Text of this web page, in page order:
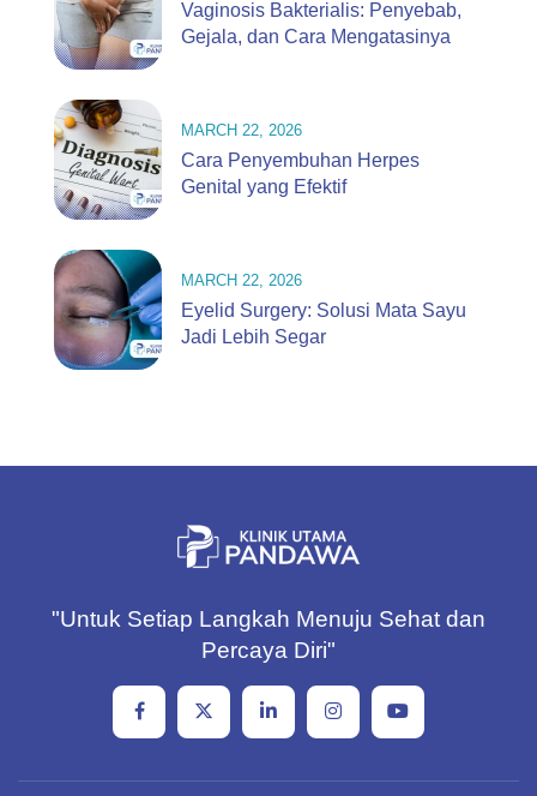
Vaginosis Bakterialis: Penyebab,
Gejala, dan Cara Mengatasinya
MARCH 22, 2026
Cara Penyembuhan Herpes
Genital yang Efektif
MARCH 22, 2026
Eyelid Surgery: Solusi Mata Sayu
Jadi Lebih Segar
"Untuk Setiap Langkah Menuju Sehat dan
Percaya Diri"